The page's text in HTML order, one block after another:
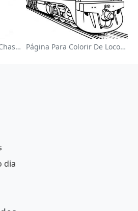
Páginas Para Colorir Do Chase Da Patrulha Canina Página Para Colorir De Locomotiva Colorida
dia